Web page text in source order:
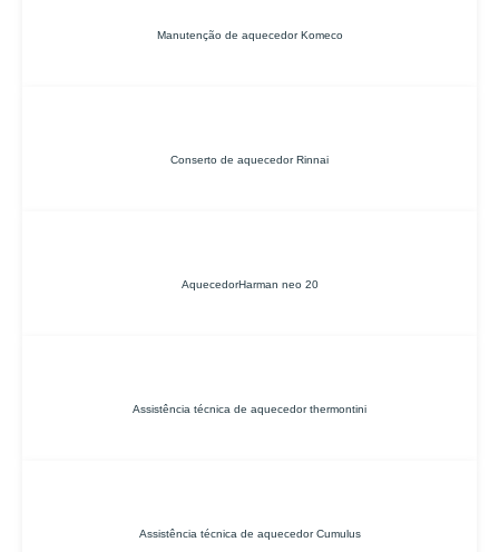
Manutenção de aquecedor Komeco
Conserto de aquecedor Rinnai
AquecedorHarman neo 20
Assistência técnica de aquecedor thermontini
Assistência técnica de aquecedor Cumulus